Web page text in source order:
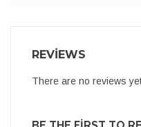
REVIEWS
There are no reviews